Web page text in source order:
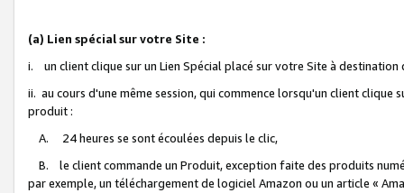
(a) Lien spécial sur votre Site :
i. un client clique sur un Lien Spécial placé sur votre Site à destination
ii. au cours d'une même session, qui commence lorsqu'un client
produit :
A. 24 heures se sont écoulées depuis le clic,
B. le client commande un Produit, exception faite des produits
par exemple, un téléchargement de logiciel Amazon ou un article «